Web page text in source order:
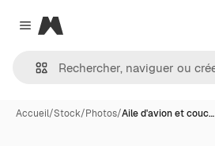
Close menu
Magnific
Accueil/Stock/Photos/Aile d'avion et couc…